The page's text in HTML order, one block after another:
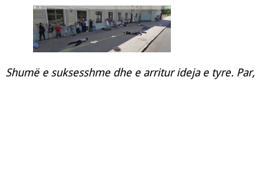
Shumë e suksesshme dhe e arritur ideja e tyre.